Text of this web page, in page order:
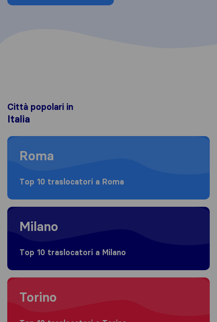
Città popolari in
Italia
Moving to Roma
Roma
Top 10 traslocatori a Roma
Moving to Milano
Milano
Top 10 traslocatori a Milano
Moving to Torino
Torino